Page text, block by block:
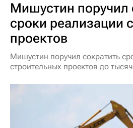
Мишустин поручил
сроки реализации
проектов
Мишустин поручил сократить
строительных проектов до